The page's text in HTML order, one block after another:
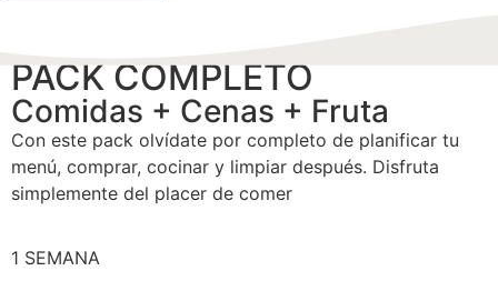
PACK COMPLETO
Comidas + Cenas + Fruta
Con este pack olvídate por completo de planificar tu
menú, comprar, cocinar y limpiar después. Disfruta
simplemente del placer de comer
1 SEMANA